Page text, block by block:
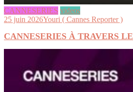
CANNESERIES videos
25 juin 2026Youri ( Cannes Reporter )
CANNESERIES À TRAVERS